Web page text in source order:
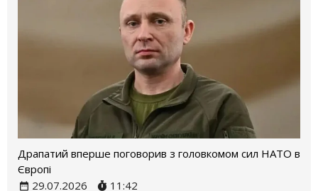
Драпатий вперше поговорив з головкомом сил НАТО в
Європі
29.07.2026
11:42